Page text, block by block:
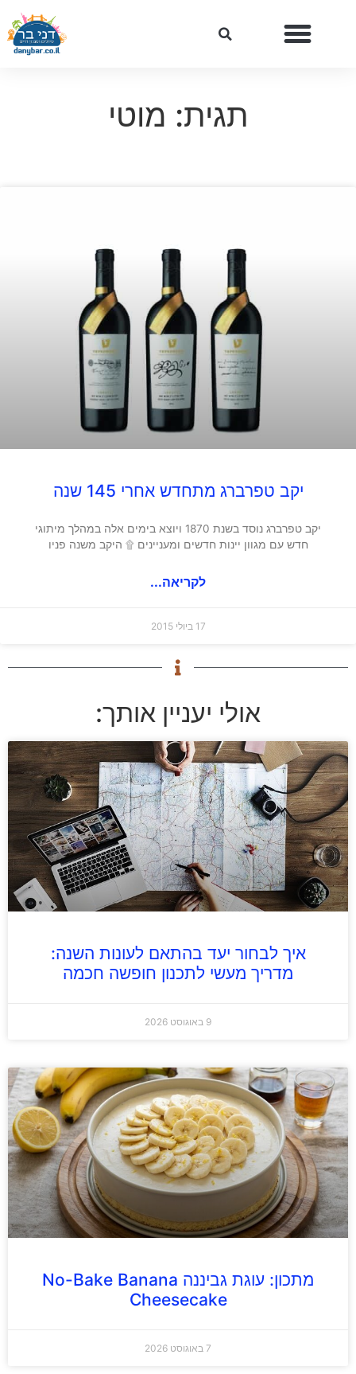
תגית: מוטי
יקב טפרברג מתחדש אחרי 145 שנה
יקב טפרברג נוסד בשנת 1870 ויוצא בימים אלה במהלך מיתוגי
חדש עם מגוון יינות חדשים ומעניינים ۩ היקב משנה פניו
לקריאה...
17 ביולי 2015
אולי יעניין אותך:
איך לבחור יעד בהתאם לעונות השנה:
מדריך מעשי לתכנון חופשה חכמה
9 באוגוסט 2026
מתכון: עוגת גביננה No-Bake Banana
Cheesecake
7 באוגוסט 2026